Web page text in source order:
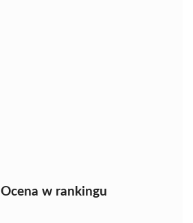
Ocena w rankingu